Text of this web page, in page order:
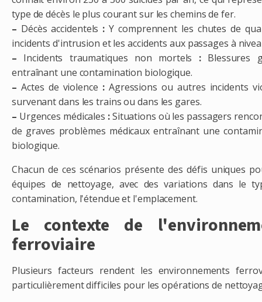
type de décès le plus courant sur les chemins de fer.
– Décès accidentels : Y comprennent les chutes de
incidents d'intrusion et les accidents aux passages à
– Incidents traumatiques non mortels :Blessures
entraînant une contamination biologique.
–Actes de violence :Agressions ou autres incidents
survenant dans les trains ou dans les gares.
– Urgences médicales :Situations où les passagers
de graves problèmes médicaux entraînant une
biologique.
Chacun de ces scénarios présente des défis uniques
équipes de nettoyage, avec des variations dans le
contamination, l'étendue et l'emplacement.
Le contexte de
ferroviaire
Plusieurs facteurs rendent les environnements
particulièrement difficiles pour les opérations de